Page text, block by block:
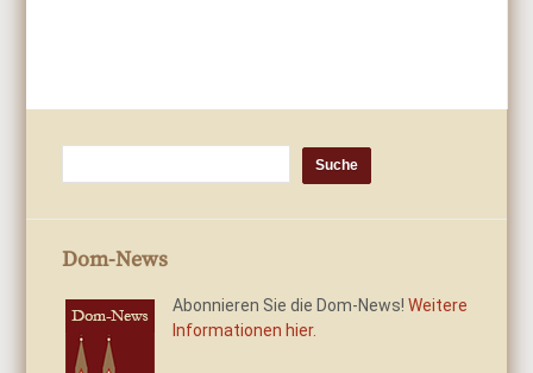
Dom-News
Abonnieren Sie die Dom-News!Weitere
Informationen hier.